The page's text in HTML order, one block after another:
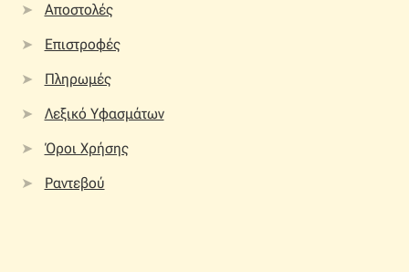
Αποστολές
Επιστροφές
Πληρωμές
Λεξικό Υφασμάτων
Όροι Χρήσης
Ραντεβού